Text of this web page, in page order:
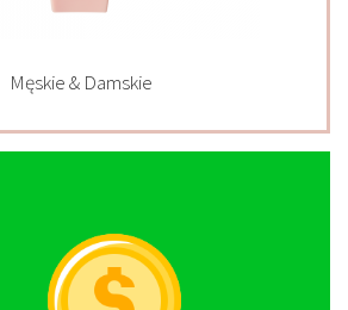
Męskie & Damskie